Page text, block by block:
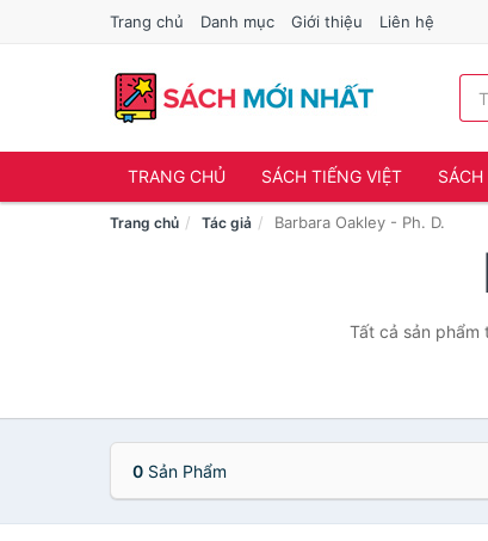
Trang chủ Danh mục Giới thiệu Liên hệ
TRANG CHỦ SÁCH TIẾNG VIỆT
Trang chủ Tác giả Barbara Oakley - Ph. D.
Tất cả sản phẩm
0 Sản Phẩm